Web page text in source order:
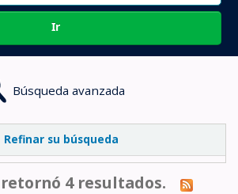
Ir
Búsqueda avanzada
Refinar su búsqueda
4 resultados.